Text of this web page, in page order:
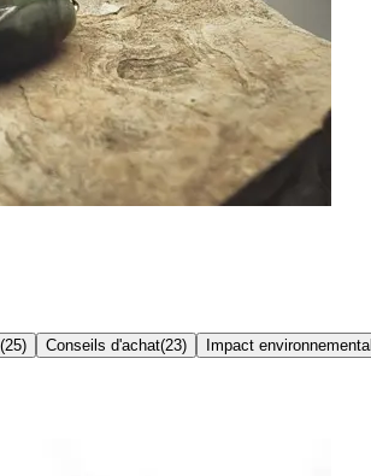
(25) Conseils d'achat(23) Impact environnemental